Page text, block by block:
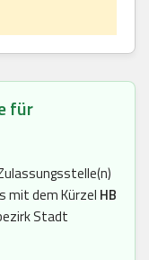
für
mit dem Kürzel HB
Stadt